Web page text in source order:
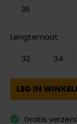
36
Lengtemaat
32
34
LEG IN
Gratis